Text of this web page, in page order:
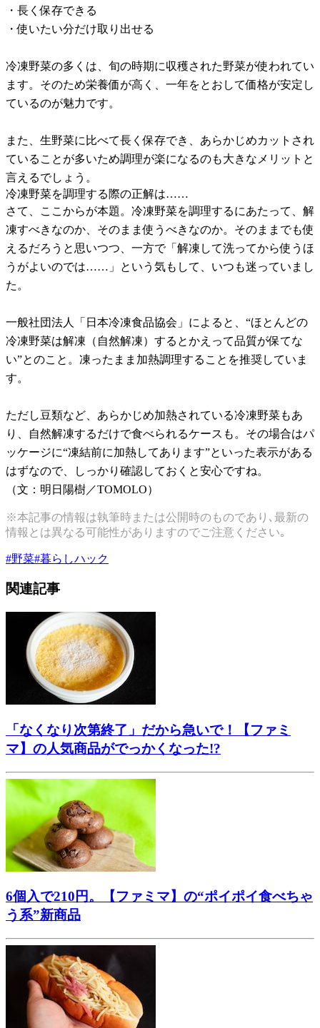
・長く保存できる
・使いたい分だけ取り出せる
冷凍野菜の多くは、旬の時期に収穫された野菜が使われてい
ます。そのため栄養価が高く、一年をとおして価格が安定し
ているのが魅力です。
また、生野菜に比べて長く保存でき、あらかじめカットされ
ていることが多いため調理が楽になるのも大きなメリットと
言えるでしょう。
冷凍野菜を調理する際の正解は……
さて、ここからが本題。冷凍野菜を調理するにあたって、解
凍すべきなのか、そのまま使うべきなのか。そのままでも使
えるだろうと思いつつ、一方で「解凍して洗ってから使うほ
うがよいのでは……」という気もして、いつも迷っていまし
た。
一般社団法人「日本冷凍食品協会」によると、“ほとんどの
冷凍野菜は解凍（自然解凍）するとかえって品質が保てな
い”とのこと。凍ったまま加熱調理することを推奨していま
す。
ただし豆類など、あらかじめ加熱されている冷凍野菜もあ
り、自然解凍するだけで食べられるケースも。その場合はパ
ッケージに“凍結前に加熱してあります”といった表示がある
はずなので、しっかり確認しておくと安心ですね。
（文：明日陽樹／TOMOLO）
※本記事の情報は執筆時または公開時のものであり､最新の
情報とは異なる可能性がありますのでご注意ください｡
#野菜#暮らしハック
関連記事
「なくなり次第終了」だから急いで！【ファミ
マ】の人気商品がでっかくなった!?
6個入で210円。【ファミマ】の“ポイポイ食べちゃ
う系”新商品